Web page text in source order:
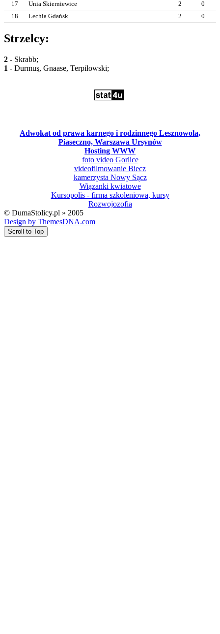
17 Unia Skierniewice 2
0
18
Lechia Gdańsk 2 0
Strzelcy:
2 - Skrabb;
1 - Durmuş, Gnaase, Terpiłowski;
Adwokat od prawa karnego i rodzinnego Lesznowola,
Piaseczno, Warszawa Ursynów
Hosting WWW
foto video Gorlice
videofilmowanie Biecz
kamerzysta Nowy Sącz
Wiązanki kwiatowe
Kursopolis - firma szkoleniowa, kursy
Rozwojozofia
© DumaStolicy.pl » 2005
Design by ThemesDNA.com
Scroll to Top